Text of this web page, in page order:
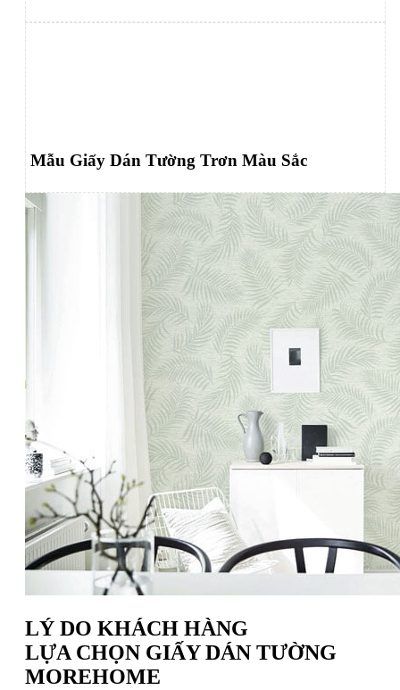
Mẫu Giấy Dán Tường Trơn Màu Sắc
LÝ DO KHÁCH HÀNG
LỰA CHỌN GIẤY DÁN TƯỜNG
MOREHOME